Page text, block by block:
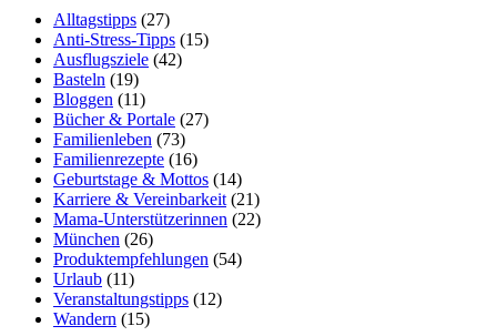
Alltagstipps (27)
Anti-Stress-Tipps (15)
Ausflugsziele (42)
Basteln (19)
Bloggen (11)
Bücher & Portale (27)
Familienleben (73)
Familienrezepte (16)
Geburtstage & Mottos (14)
Karriere & Vereinbarkeit (21)
Mama-Unterstützerinnen (22)
München (26)
Produktempfehlungen (54)
Urlaub (11)
Veranstaltungstipps (12)
Wandern (15)